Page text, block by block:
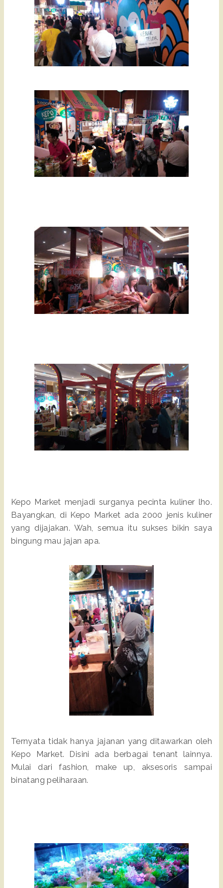
Kepo Market menjadi surganya pecinta kuliner lho.
Bayangkan, di Kepo Market ada 2000 jenis kuliner
yang dijajakan. Wah, semua itu sukses bikin saya
bingung mau jajan apa.
Ternyata tidak hanya jajanan yang ditawarkan oleh
Kepo Market. Disini ada berbagai tenant lainnya.
Mulai dari fashion, make up, aksesoris sampai
binatang peliharaan.